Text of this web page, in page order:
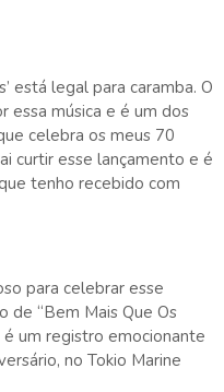
está legal para caramba. O
essa música e é um dos
celebra os meus 70
curtir esse lançamento e é
tenho recebido com
para celebrar esse
de “Bem Mais Que Os
é um registro emocionante
no Tokio Marine